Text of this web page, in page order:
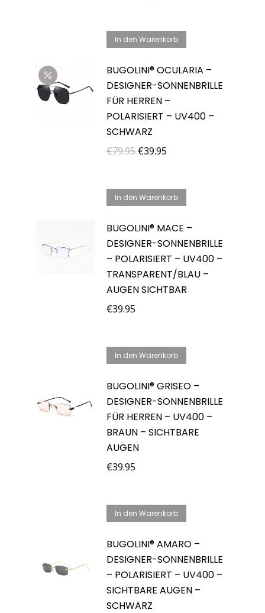
€44.95€29.95.
In den Warenkorb
BUGOLINI® OCULARIA –
DESIGNER-SONNENBRILLE
FÜR HERREN –
POLARISIERT – UV400 –
SCHWARZ
€79.95 Ursprünglicher
€79.95
€39.95
€39.95.
In den Warenkorb
BUGOLINI® MACE –
DESIGNER-SONNENBRILLE
– POLARISIERT – UV400 –
TRANSPARENT/BLAU –
AUGEN SICHTBAR
€39.95
In den Warenkorb
BUGOLINI® GRISEO –
DESIGNER-SONNENBRILLE
FÜR HERREN – UV400 –
BRAUN – SICHTBARE
AUGEN
€39.95
In den Warenkorb
BUGOLINI® AMARO –
DESIGNER-SONNENBRILLE
– POLARISIERT – UV400 –
SICHTBARE AUGEN –
SCHWARZ